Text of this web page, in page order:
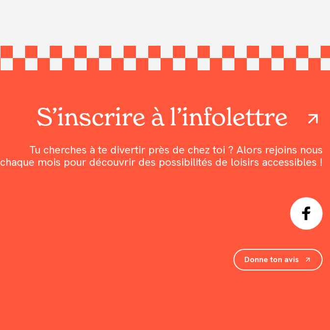
S’inscrire à l’infolettre
Tu cherches à te divertir près de chez toi ? Alors rejoins nous
chaque mois pour découvrir des possibilités de loisirs accessibles !
Donne ton avis